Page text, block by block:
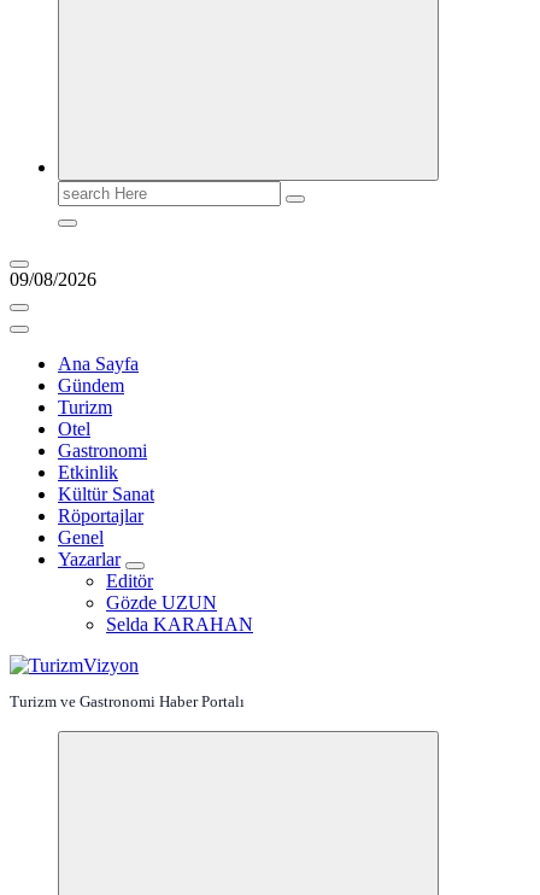
Search
for:
09/08/2026
Ana Sayfa
Gündem
Turizm
Otel
Gastronomi
Etkinlik
Kültür Sanat
Röportajlar
Genel
Yazarlar
Editör
Gözde UZUN
Selda KARAHAN
Turizm ve Gastronomi Haber Portalı